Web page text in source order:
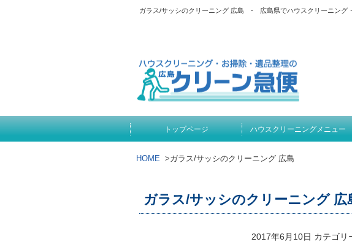
ガラス/サッシのクリーニング 広島 - 広島県でハウスクリーニング
トップページ ハウスクリーニングメニュー
HOME >ガラス/サッシのクリーニング 広島
ガラス/サッシのクリーニング 広
2017年6月10日 カテゴリ